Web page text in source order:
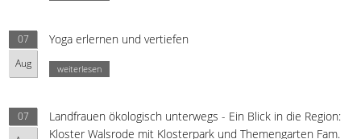
07
Aug
Yoga erlernen und vertiefen
weiterlesen
07
Landfrauen ökologisch unterwegs - Ein Blick in die Region:
Kloster Walsrode mit Klosterpark und Themengarten Fam.